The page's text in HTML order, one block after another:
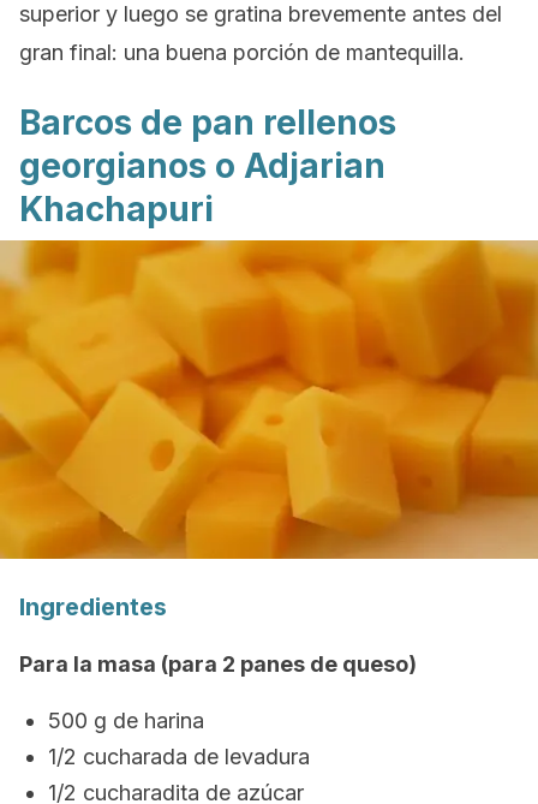
superior y luego se gratina brevemente antes del
gran final: una buena porción de mantequilla.
Barcos de pan rellenos
georgianos o Adjarian
Khachapuri
Ingredientes
Para la masa (para 2 panes de queso)
500 g de harina
1/2 cucharada de levadura
1/2 cucharadita de azúcar